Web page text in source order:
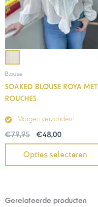
Blouse
SOAKED BLOUSE ROYA MET
ROUCHES
Morgen verzonden!
€79,95 €48,00
Opties selecteren
Gerelateerde producten